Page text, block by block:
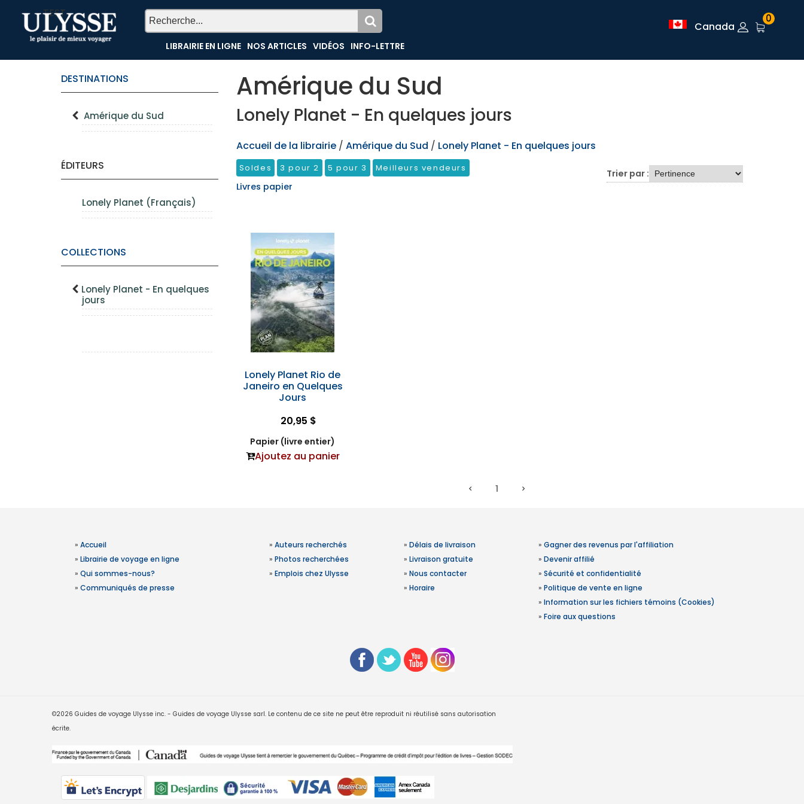
TEST
LIBRAIRIE EN LIGNE NOS ARTICLES VIDÉOS INFO-LETTRE
Canada
0
DESTINATIONS
Amérique du Sud
ÉDITEURS
Lonely Planet (Français)
COLLECTIONS
Lonely Planet - En quelques
jours
Amérique du Sud
Lonely Planet - En quelques jours
Accueil de la librairie / Amérique du Sud / Lonely Planet - En quelques jours
Soldes 3 pour 2 5 pour 3 Meilleurs vendeurs
Livres papier
Trier par :
Lonely Planet Rio de
Janeiro en Quelques
Jours
20,95 $
Papier (livre entier)
Ajoutez au panier
1
» Accueil
» Librairie de voyage en ligne
» Qui sommes-nous?
» Communiqués de presse
» Auteurs recherchés
» Photos recherchées
» Emplois chez Ulysse
» Délais de livraison
» Livraison gratuite
» Nous contacter
» Horaire
» Gagner des revenus par l'affiliation
» Devenir affilié
» Sécurité et confidentialité
» Politique de vente en ligne
» Information sur les fichiers témoins (Cookies)
» Foire aux questions
©2026 Guides de voyage Ulysse inc. - Guides de voyage Ulysse sarl. Le contenu de ce site ne peut être reproduit ni réutilisé sans autorisation
écrite.